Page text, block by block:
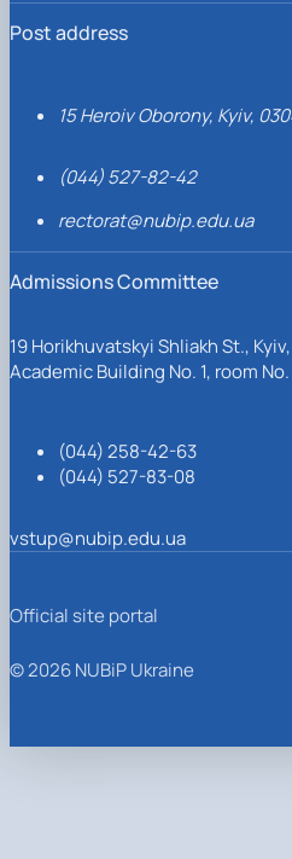
Post address
15 Heroiv Oborony, Kyiv,
(044) 527-82-42
rectorat@nubip.edu.ua
Admissions Committee
19 Horikhuvatskyi Shliakh St.,
Academic Building No. 1, room No.
(044) 258-42-63
(044) 527-83-08
vstup@nubip.edu.ua
Official site portal
© 2026 NUBiP Ukraine